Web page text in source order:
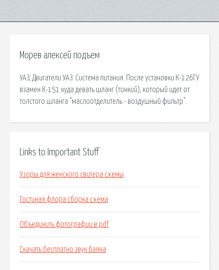
Морев алексей подъем
УАЗ, Двигатели УАЗ. Система питания. После установки К-126ГУ
взамен К-151 куда девать шланг (тонкий), который идет от
толстого шланга "маслоотделитель - воздушный фильтр".
Links to Important Stuff
Узоры для женского свитера схемы
Гостиная флора сборка схема
Объединить фотографии в pdf
Скачать бесплатно звук баяна